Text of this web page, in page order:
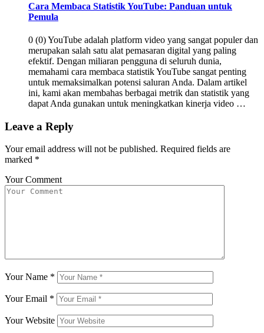
Cara Membaca Statistik YouTube: Panduan untuk
Pemula
0 (0) YouTube adalah platform video yang sangat populer dan
merupakan salah satu alat pemasaran digital yang paling
efektif. Dengan miliaran pengguna di seluruh dunia,
memahami cara membaca statistik YouTube sangat penting
untuk memaksimalkan potensi saluran Anda. Dalam artikel
ini, kami akan membahas berbagai metrik dan statistik yang
dapat Anda gunakan untuk meningkatkan kinerja video …
Leave a Reply
Your email address will not be published. Required fields are
marked *
Your Comment
Your Name *
Your Email *
Your Website